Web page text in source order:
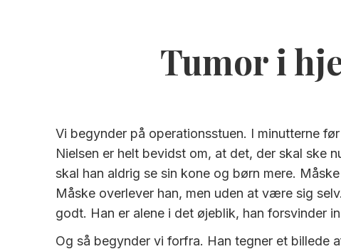
Tumor i
Vi begynder på operationsstuen. I minutterne
Nielsen er helt bevidst om, at det, der skal ske
skal han aldrig se sin kone og børn mere.
Måske overlever han, men uden at være sig
godt. Han er alene i det øjeblik, han forsvinder
Og så begynder vi forfra. Han tegner et billede